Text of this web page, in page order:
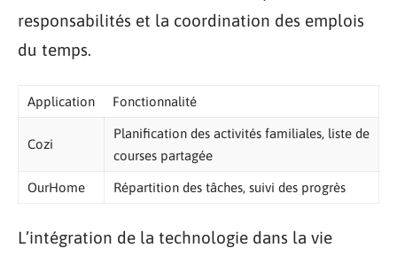
responsabilités et la coordination des emplois
du temps.
Application Fonctionnalité
Cozi
Planification des activités familiales, liste de
courses partagée
OurHome Répartition des tâches, suivi des progrès
L’intégration de la technologie dans la vie